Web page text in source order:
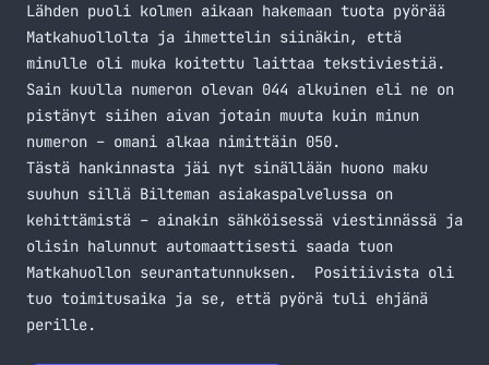
Lähden puoli kolmen aikaan hakemaan tuota pyörää
Matkahuollolta ja ihmettelin siinäkin, että
minulle oli muka koitettu laittaa tekstiviestiä.
Sain kuulla numeron olevan 044 alkuinen eli ne on
pistänyt siihen aivan jotain muuta kuin minun
numeron – omani alkaa nimittäin 050.
Tästä hankinnasta jäi nyt sinällään huono maku
suuhun sillä Bilteman asiakaspalvelussa on
kehittämistä – ainakin sähköisessä viestinnässä ja
olisin halunnut automaattisesti saada tuon
Matkahuollon seurantatunnuksen. Positiivista oli
tuo toimitusaika ja se, että pyörä tuli ehjänä
perille.